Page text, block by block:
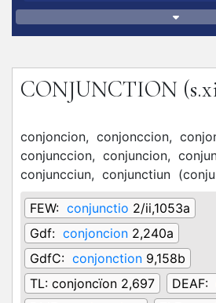
CONJUNCTION
conjoncion, conjonccion,
conjunccion, conjuncion,
conjuncciun, conjunctiun (
FEW: conjunctio 2/ii,1053a
Gdf: conjoncion 2,240a
GdfC: conjonction 9,158b
TL: conjoncïon 2,697 DEAF: